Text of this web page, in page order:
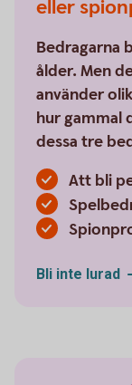
eller
Bedragarna
ålder. Men
använder
hur gammal
dessa tre
Att bli
Bli inte lurad